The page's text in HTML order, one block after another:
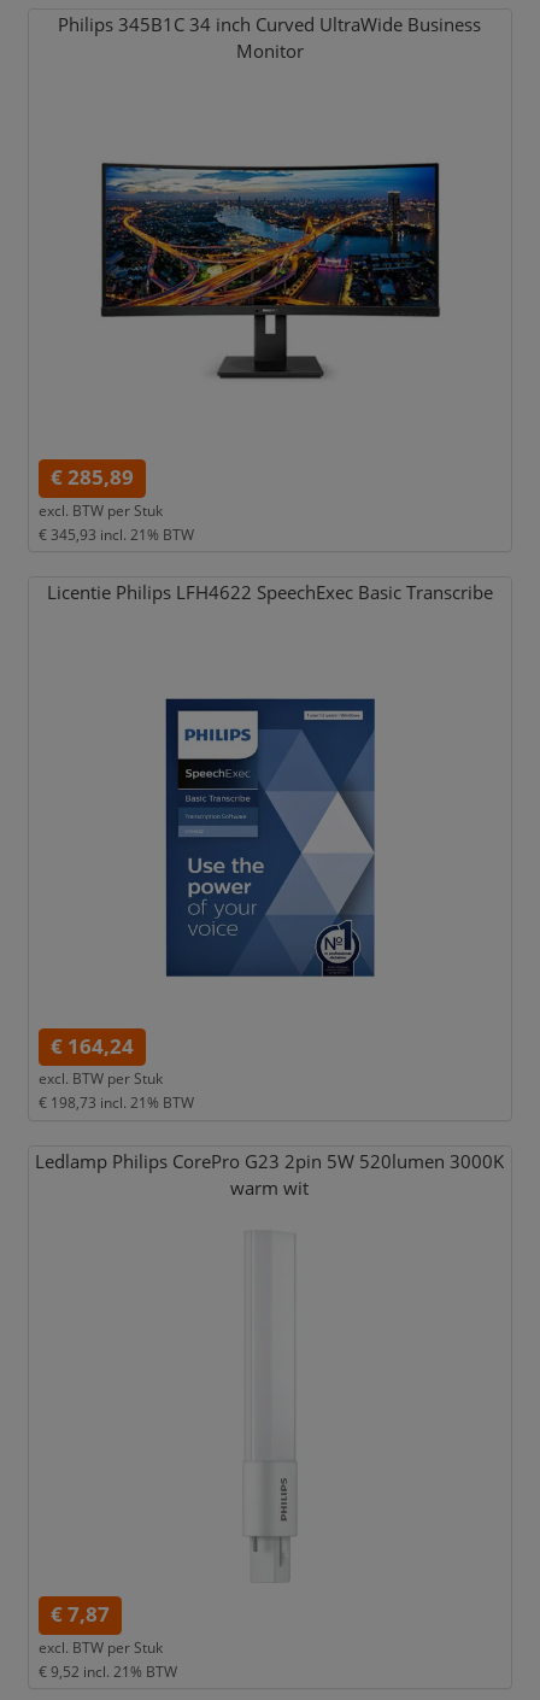
Philips 345B1C 34 inch Curved UltraWide Business
Monitor
€ 285,89
excl. BTW per Stuk
€ 345,93 incl. 21% BTW
Licentie Philips LFH4622 SpeechExec Basic Transcribe
€ 164,24
excl. BTW per Stuk
€ 198,73 incl. 21% BTW
Ledlamp Philips CorePro G23 2pin 5W 520lumen 3000K
warm wit
€ 7,87
excl. BTW per Stuk
€ 9,52 incl. 21% BTW